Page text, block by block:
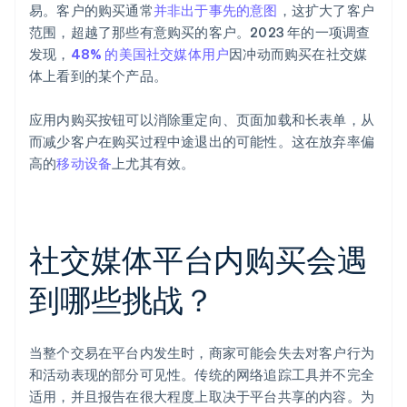
易。客户的购买通常并非出于事先的意图 ，这扩大了客户
范围，超越了那些有意购买的客户。2023 年的一项调查
发现， 48% 的美国社交媒体用户因冲动而购买在社交媒
体上看到的某个产品。
应用内购买按钮可以消除重定向、页面加载和长表单，从
而减少客户在购买过程中途退出的可能性。这在放弃率偏
高的移动设备上尤其有效。
社交媒体平台内购买会遇
到哪些挑战？
当整个交易在平台内发生时，商家可能会失去对客户行为
和活动表现的部分可见性。传统的网络追踪工具并不完全
适用，并且报告在很大程度上取决于平台共享的内容。为